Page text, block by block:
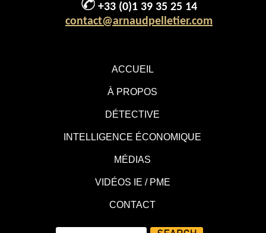
ACCUEIL
À PROPOS
DÉTECTIVE
INTELLIGENCE ÉCONOMIQUE
MÉDIAS
VIDÉOS IE / PME
CONTACT
+33 (0)1 39 35 25 14
contact@arnaudpelletier.com